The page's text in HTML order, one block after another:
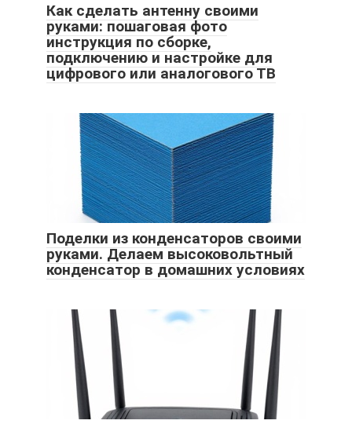
Как сделать антенну своими
руками: пошаговая фото
инструкция по сборке,
подключению и настройке для
цифрового или аналогового ТВ
Поделки из конденсаторов своими
руками. Делаем высоковольтный
конденсатор в домашних условиях